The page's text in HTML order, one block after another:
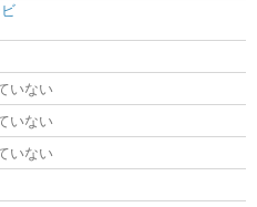
いない
いない
いない